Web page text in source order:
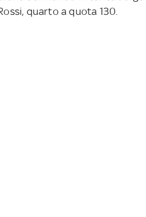
quarto a quota 130.